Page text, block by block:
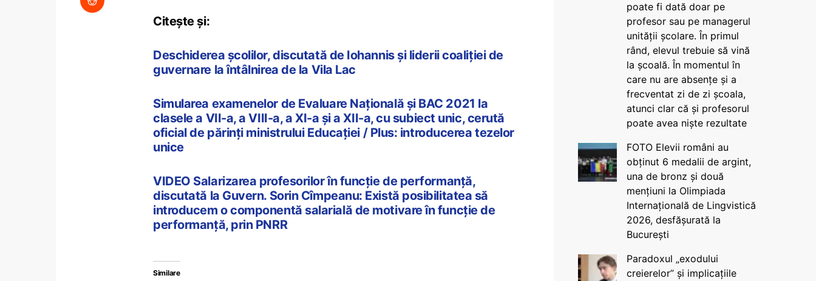
Citește și:
Deschiderea școlilor, discutată de Iohannis și liderii coaliției de
guvernare la întâlnirea de la Vila Lac
Simularea examenelor de Evaluare Națională și BAC 2021 la
clasele a VII-a, a VIII-a, a XI-a și a XII-a, cu subiect unic, cerută
oficial de părinți ministrului Educației / Plus: introducerea tezelor
unice
VIDEO Salarizarea profesorilor în funcție de performanță,
discutată la Guvern. Sorin Cîmpeanu: Există posibilitatea să
introducem o componentă salarială de motivare în funcție de
performanță, prin PNRR
Similare
poate fi dată doar pe
profesor sau pe managerul
unității școlare. În primul
rând, elevul trebuie să vină
la școală. În momentul în
care nu are absențe și a
frecventat zi de zi școala,
atunci clar că și profesorul
poate avea niște rezultate
FOTO Elevii români au
obținut 6 medalii de argint,
una de bronz și două
mențiuni la Olimpiada
Internațională de Lingvistică
2026, desfășurată la
București
Paradoxul „exodului
creierelor” și implicațiile